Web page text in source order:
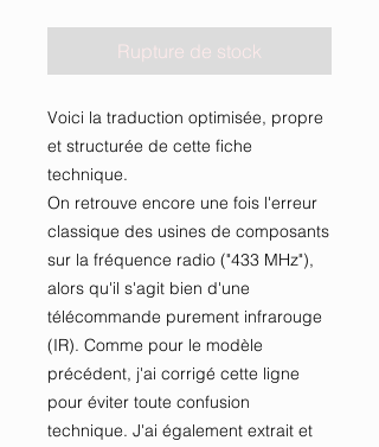
Rupture de stock
Voici la traduction optimisée, propre
et structurée de cette fiche
technique.
On retrouve encore une fois l'erreur
classique des usines de composants
sur la fréquence radio ("433 MHz"),
alors qu'il s'agit bien d'une
télécommande purement infrarouge
(IR). Comme pour le modèle
précédent, j'ai corrigé cette ligne
pour éviter toute confusion
technique. J'ai également extrait et